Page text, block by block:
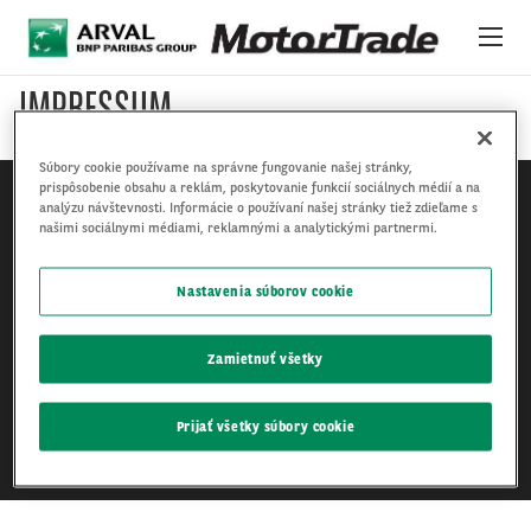
Skočiť na hlavný obsah
IMPRESSUM
Právne upozornenie
Oznámenie o ochrane osobných údajov
VOZIDLÁ
MEDZINÁRODNÝ SKLAD
Súbory cookie používame na správne fungovanie našej stránky,
prispôsobenie obsahu a reklám, poskytovanie funkcií sociálnych médií a na
analýzu návštevnosti. Informácie o používaní našej stránky tiež zdieľame s
našimi sociálnymi médiami, reklamnými a analytickými partnermi.
Nastavenia súborov cookie
Zamietnuť všetky
Prijať všetky súbory cookie